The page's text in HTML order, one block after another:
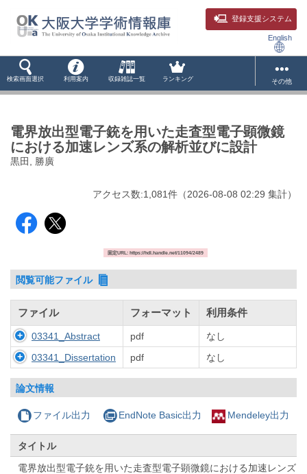
登録支援システム
English
検索画面選択 利用案内 収録雑誌一覧 ランキング その他
電界放出型電子銃を用いた走査型電子顕微鏡
における加速レンズ系の解析並びに設計
黒田, 勝廣
アクセス数:1,081件 （2026-08-08 02:29 集計）
固定URL: https://hdl.handle.net/11094/2489
閲覧可能ファイル
ファイル フォーマット 利用条件
03341_Abstract pdf
なし
03341_Dissertation
pdf なし
論文情報
ファイル出力 EndNote Basic出力 Mendeley出力
タイトル
電界放出型電子銃を用いた走査型電子顕微鏡における加速レンズ